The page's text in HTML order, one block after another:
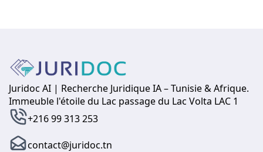
Juridoc AI | Recherche Juridique IA – Tunisie & Afrique.
Immeuble l'étoile du Lac passage du Lac Volta LAC 1
+216 99 313 253
contact@juridoc.tn